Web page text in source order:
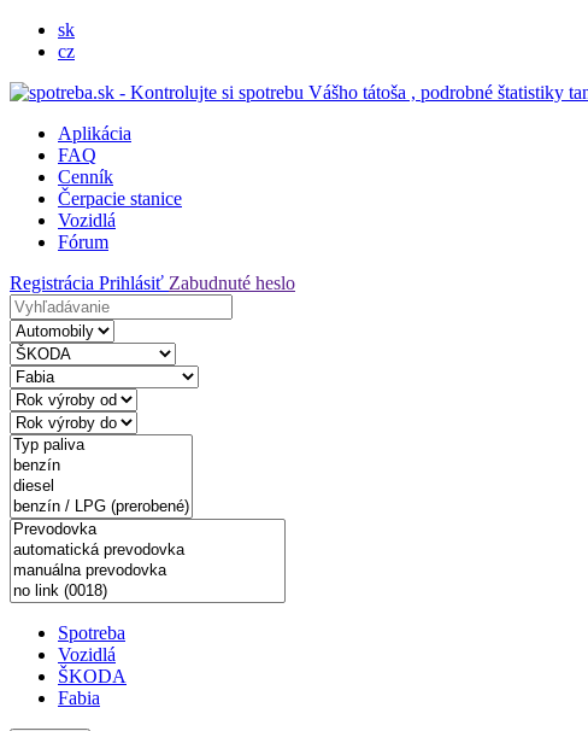
sk
cz
Aplikácia
FAQ
Cenník
Čerpacie stanice
Vozidlá
Fórum
Registrácia Prihlásiť Zabudnuté heslo
Spotreba
Vozidlá
ŠKODA
Fabia